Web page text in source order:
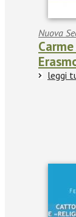
Nuova
leggi